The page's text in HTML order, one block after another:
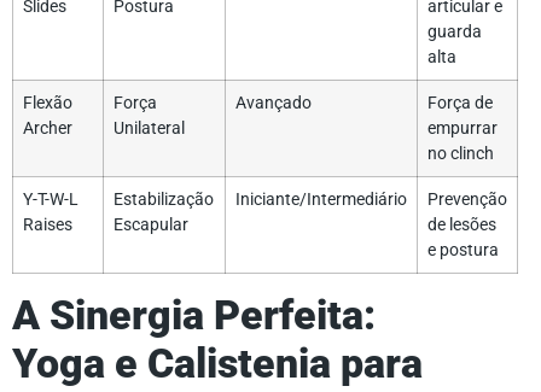
Slides
Postura
articular e
guarda
alta
Flexão
Archer
Força
Unilateral
Avançado
Força de
empurrar
no clinch
Y-T-W-L
Raises
Estabilização
Escapular
Iniciante/Intermediário
Prevenção
de lesões
e postura
A Sinergia Perfeita:
Yoga e Calistenia para